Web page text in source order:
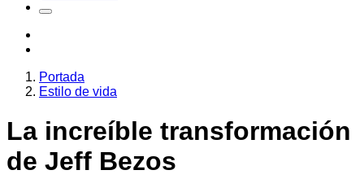
Portada
Estilo de vida
La increíble transformación
de Jeff Bezos